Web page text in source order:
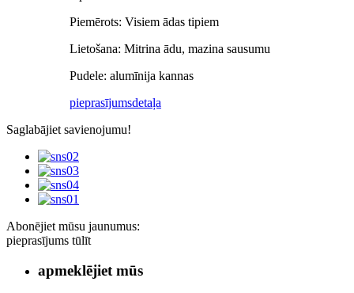
Piemērots: Visiem ādas tipiem
Lietošana: Mitrina ādu, mazina sausumu
Pudele: alumīnija kannas
pieprasījumsdetaļa
Saglabājiet savienojumu!
Abonējiet mūsu jaunumus:
pieprasījums tūlīt
apmeklējiet mūs